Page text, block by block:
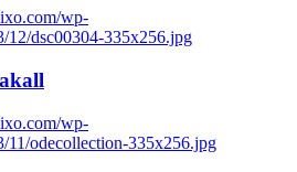
wp-
12/dsc00304-335x256.jpg
wp-
11/odecollection-335x256.jpg